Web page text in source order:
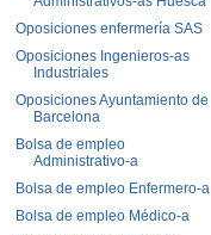
Oposiciones enfermería SAS
Oposiciones Ingenieros-as
Industriales
Oposiciones Ayuntamiento de
Barcelona
Bolsa de empleo
Administrativo-a
Bolsa de empleo Enfermero-a
Bolsa de empleo Médico-a